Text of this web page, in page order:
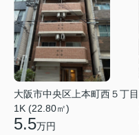
大阪市中央区上本町西５丁目
1K (22.80㎡)
5.5万円